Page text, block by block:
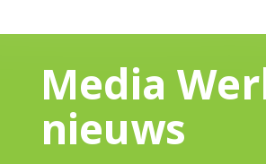
Media
nieuws